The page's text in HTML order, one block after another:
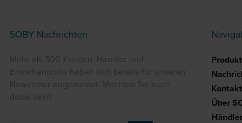
SOBY Nachrichten
Mehr als 500 Kunden, Händler und
Branchenprofis haben sich bereits für unseren
Newsletter angemeldet. Möchten Sie auch
dabei sein?
Kontakt
Über